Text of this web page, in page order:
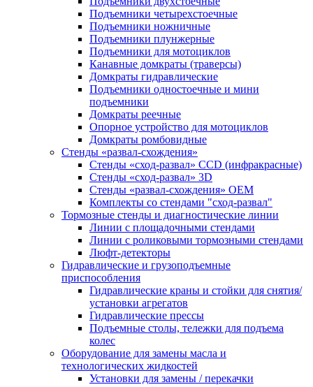
Подъемники четырехстоечные
Подъемники ножничные
Подъемники плунжерные
Подъемники для мотоциклов
Канавные домкраты (траверсы)
Домкраты гидравлические
Подъемники одностоечные и мини
подъемники
Домкраты реечные
Опорное устройство для мотоциклов
Домкраты ромбовидные
Стенды «развал-схождения»
Стенды «сход-развал» CCD (инфракрасные)
Стенды «сход-развал» 3D
Стенды «развал-схождения» ОЕМ
Комплекты со стендами "сход-развал"
Тормозные стенды и диагностические линии
Линии с площадочными стендами
Линии с роликовыми тормозными стендами
Люфт-детекторы
Гидравлические и грузоподъемные
приспособления
Гидравлические краны и стойки для снятия/
установки агрегатов
Гидравлические прессы
Подъемные столы, тележки для подъема
колес
Оборудование для замены масла и
технологических жидкостей
Установки для замены / перекачки